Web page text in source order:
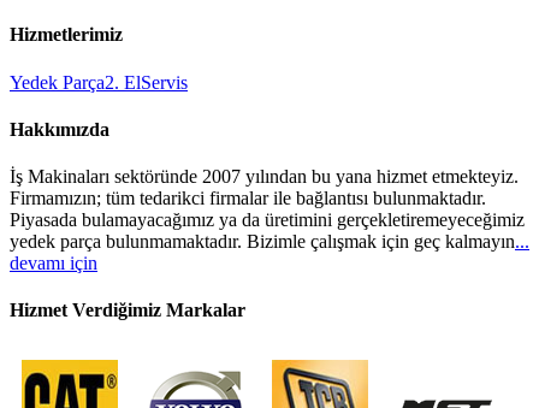
Hizmetlerimiz
Yedek Parça2. ElServis
Hakkımızda
İş Makinaları sektöründe 2007 yılından bu yana hizmet etmekteyiz.
Firmamızın; tüm tedarikci firmalar ile bağlantısı bulunmaktadır.
Piyasada bulamayacağımız ya da üretimini gerçekletiremeyeceğimiz
yedek parça bulunmamaktadır. Bizimle çalışmak için geç kalmayın...
devamı için
Hizmet Verdiğimiz Markalar